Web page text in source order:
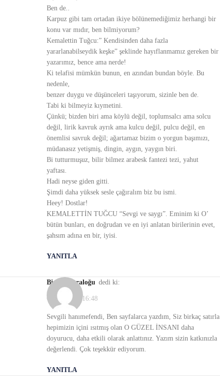
Ben de..
Karpuz gibi tam ortadan ikiye bölünemediğimiz herhangi bir
konu var mıdır, ben bilmiyorum?
Kemalettin Tuğcu:” Kendisinden daha fazla
yararlanabilseydik keşke” şeklinde hayıflanmamız gereken bir
yazarımız, bence ama nerde!
Ki telafisi mümkün bunun, en azından bundan böyle. Bu
nedenle,
benzer duygu ve düşünceleri taşıyorum, sizinle ben de.
Tabi ki bilmeyiz kıymetini.
Çünkü; bizden biri ama köylü değil, toplumsalcı ama solcu
değil, lirik kavruk ayrık ama kulcu değil, pulcu değil, en
önemlisi savruk değil; ağartamaz bizim o yorgun başımızı,
müdanasız yetişmiş, dingin, aygın, yaygın biri.
Bi tutturmuşuz, bilir bilmez arabesk fantezi tezi, yahut
yaftası.
Hadi neyse giden gitti.
Şimdi daha yüksek sesle çağıralım biz bu ismi.
Heey! Dostlar!
KEMALETTİN TUĞCU “Sevgi ve saygı”. Eminim ki O’
bütün bunları, en doğrudan ve en iyi anlatan birilerinin evet,
şahsım adına en bir, iyisi.
YANITLA
Birsen Karaloğu dedi ki:
06/01/2021, 16:48
Sevgili hanımefendi, Ben sayfalarca yazdım, Siz birkaç satırla
hepimizin içini ısıtmış olan O GÜZEL İNSANI daha
doyurucu, daha etkili olarak anlattınız. Yazım sizin katkınızla
değerlendi. Çok teşekkür ediyorum.
YANITLA